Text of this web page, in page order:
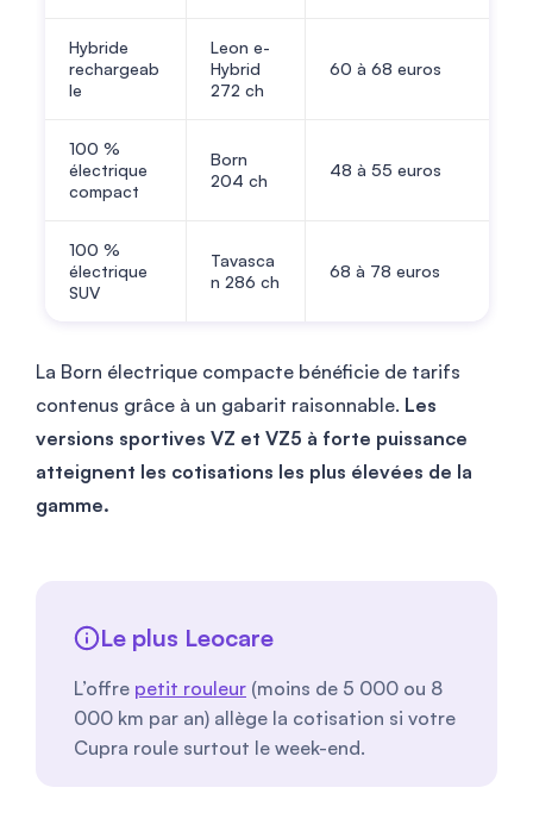
Hybride
rechargeab
le
Leon e-
Hybrid
272 ch
60 à 68 euros
100 %
électrique
compact
Born
204 ch
48 à 55 euros
100 %
électrique
SUV
Tavasca
n 286 ch
68 à 78 euros
La Born électrique compacte bénéficie de tarifs
contenus grâce à un gabarit raisonnable. Les
versions sportives VZ et VZ5 à forte puissance
atteignent les cotisations les plus élevées de la
gamme.
Le plus Leocare
L’offre petit rouleur (moins de 5 000 ou 8
000 km par an) allège la cotisation si votre
Cupra roule surtout le week-end.